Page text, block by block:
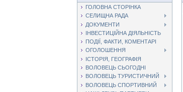
ГОЛОВНА СТОРІНКА
СЕЛИЩНА РАДА
ДОКУМЕНТИ
ІНВЕСТИЦІЙНА ДІЯЛЬНІСТЬ
ПОДІЇ, ФАКТИ, КОМЕНТАРІ
ОГОЛОШЕННЯ
ІСТОРІЯ, ГЕОГРАФІЯ
ВОЛОВЕЦЬ СЬОГОДНІ
ВОЛОВЕЦЬ ТУРИСТИЧНИЙ
ВОЛОВЕЦЬ СПОРТИВНИЙ